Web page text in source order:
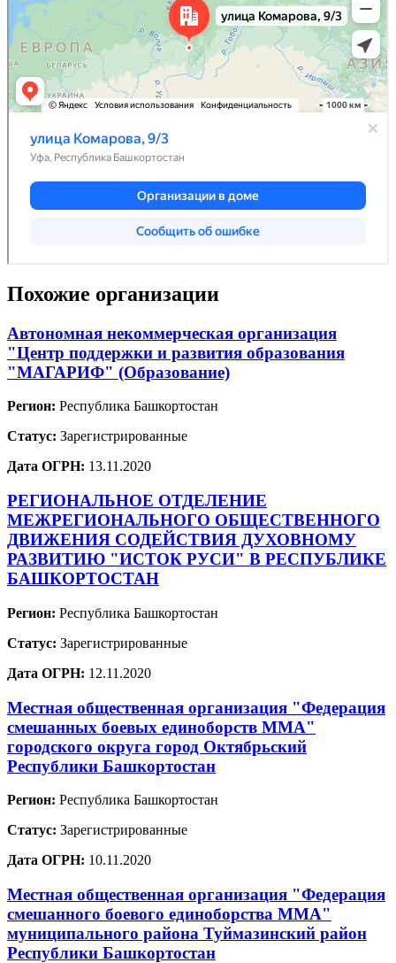
Похожие организации
Автономная некоммерческая организация
"Центр поддержки и развития образования
"МАГАРИФ" (Образование)
Регион: Республика Башкортостан
Статус: Зарегистрированные
Дата ОГРН: 13.11.2020
РЕГИОНАЛЬНОЕ ОТДЕЛЕНИЕ
МЕЖРЕГИОНАЛЬНОГО ОБЩЕСТВЕННОГО
ДВИЖЕНИЯ СОДЕЙСТВИЯ ДУХОВНОМУ
РАЗВИТИЮ "ИСТОК РУСИ" В РЕСПУБЛИКЕ
БАШКОРТОСТАН
Регион: Республика Башкортостан
Статус: Зарегистрированные
Дата ОГРН: 12.11.2020
Местная общественная организация "Федерация
смешанных боевых единоборств ММА"
городского округа город Октябрьский
Республики Башкортостан
Регион: Республика Башкортостан
Статус: Зарегистрированные
Дата ОГРН: 10.11.2020
Местная общественная организация "Федерация
смешанного боевого единоборства ММА"
муниципального района Туймазинский район
Республики Башкортостан